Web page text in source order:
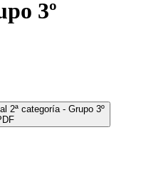
3º
2ª categoría - Grupo 3º